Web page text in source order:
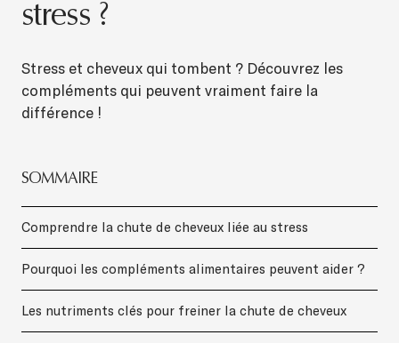
stress ?
Stress et cheveux qui tombent ? Découvrez les
compléments qui peuvent vraiment faire la
différence !
SOMMAIRE
Comprendre la chute de cheveux liée au stress
Pourquoi les compléments alimentaires peuvent aider ?
Les nutriments clés pour freiner la chute de cheveux